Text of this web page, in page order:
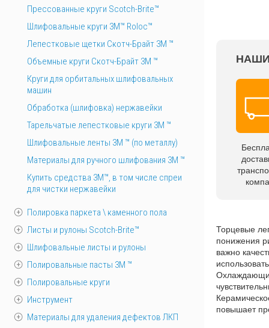
Торцевые
понижения
важно
повышает
Прессованные круги Scotch-Brite™
Шлифовальные круги 3M™ Roloc™
Лепестковые щетки Скотч-Брайт 3М ™
Объемные круги Скотч-Брайт 3M ™
Круги для орбитальных шлифовальных
машин
Обработка (шлифовка) нержавейки
Тарельчатые лепестковые круги 3М ™
Шлифовальные ленты 3M ™ (по металлу)
Материалы для ручного шлифования 3М ™
Купить средства 3М™, в том числе спреи
для чистки нержавейки
Полировка паркета \ каменного пола
Листы и рулоны Scotch-Brite™
Шлифовальные листы и рулоны
Полировальные пасты 3М ™
Полировальные круги
Инструмент
Материалы для удаления дефектов ЛКП